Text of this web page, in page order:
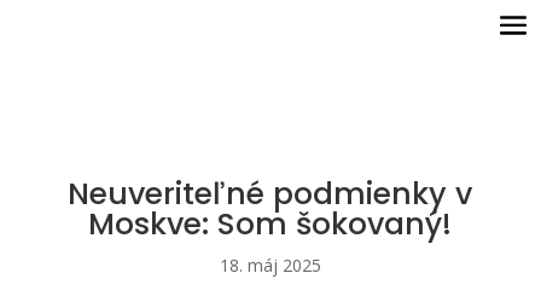
Neuveriteľné podmienky v
Moskve: Som šokovaný!
18. máj 2025